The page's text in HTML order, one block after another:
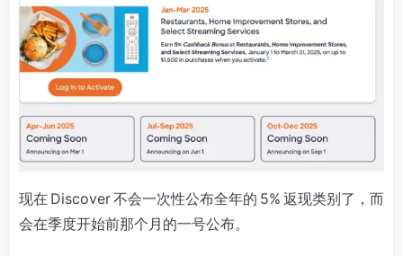
现在 Discover 不会一次性公布全年的 5% 返现类别了，而
会在季度开始前那个月的一号公布。